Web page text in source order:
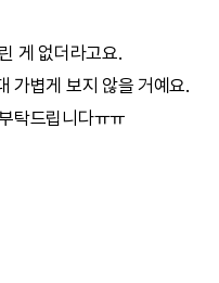
게 없더라고요.
가볍게 보지 않을 거예요.
탁드립니다ㅠㅠ